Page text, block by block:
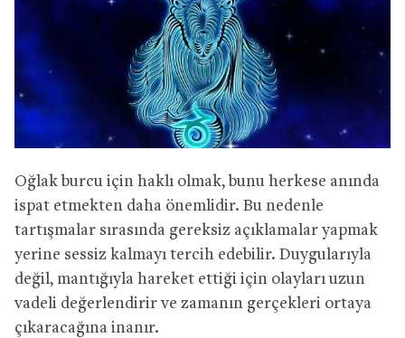
Oğlak burcu için haklı olmak, bunu herkese anında
ispat etmekten daha önemlidir. Bu nedenle
tartışmalar sırasında gereksiz açıklamalar yapmak
yerine sessiz kalmayı tercih edebilir. Duygularıyla
değil, mantığıyla hareket ettiği için olayları uzun
vadeli değerlendirir ve zamanın gerçekleri ortaya
çıkaracağına inanır.